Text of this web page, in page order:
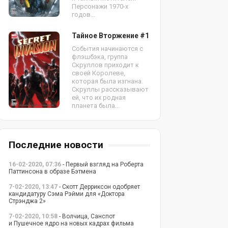
Персонажи 1970-х
годов...
Тайное Вторжение #1
События начинаются с
флэшбэка, группа
Скруллов приходит к
своей Королеве,
которая была изгнана.
Скруллы рассказывают
ей, что их родная
планета была...
Последние новости
16-02-2020, 07:36 - Первый взгляд на Роберта
Паттинсона в образе Бэтмена
7-02-2020, 13:47 - Скотт Дерриксон одобряет
кандидатуру Сэма Рэйми для «Доктора
Стрэнджа 2»
7-02-2020, 10:58 - Волчица, Санспот
и Пушечное ядро на новых кадрах фильма